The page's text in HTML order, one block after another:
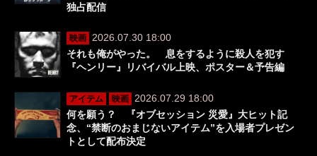
独占配信
映画
2026.07.30 18:00
それも俺がやった。 息をするように殺人を犯す
『ヘンリー』リバイバル上映、ポスター＆予告編
アイテム 映画
2026.07.29 18:00
何を願う？ 『オブセッション 災愛』大ヒット記
念、“禁断のおまじないアイテム”を入場者プレゼン
トとして配布決定